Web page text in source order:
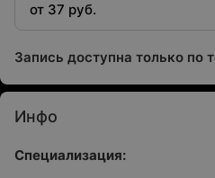
от 37 руб.
Запись доступна только по
Инфо
Специализация: